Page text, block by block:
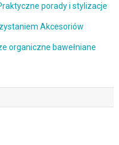
porady i stylizacje
Akcesoriów
organiczne bawełniane